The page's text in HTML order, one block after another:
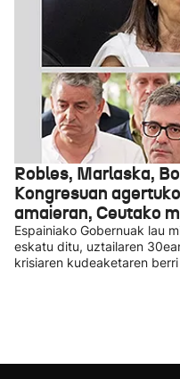
Robles, Marlaska,
Kongresuan
amaieran, Ceutako
Espainiako Gobernuak lau
eskatu ditu, uztailaren
krisiaren kudeaketaren